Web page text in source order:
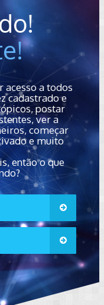
acesso a todos
cadastrado e
postar
ver a
começar
e muito
então o que